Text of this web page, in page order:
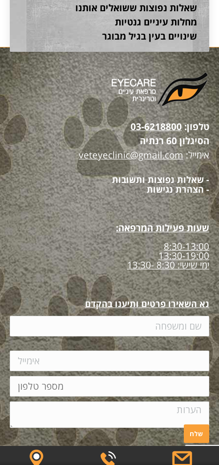
שאלות נפוצות ששואלים אותנו
מחלות עיניים גנטיות
שינויים בעין בגיל מבוגר
טלפון:03-6218800
הסיגלון 60 רנתיה
אימייל:veteyeclinic@gmail.com
- שאלות נפוצות ותשובות
- הצהרת נגישות
שעות פעילות המרפאה:
8:30-13:00
13:30-19:00
ימי שישי: 8:30 -13:30
נא השאירו פרטים ותיענו בהקדם